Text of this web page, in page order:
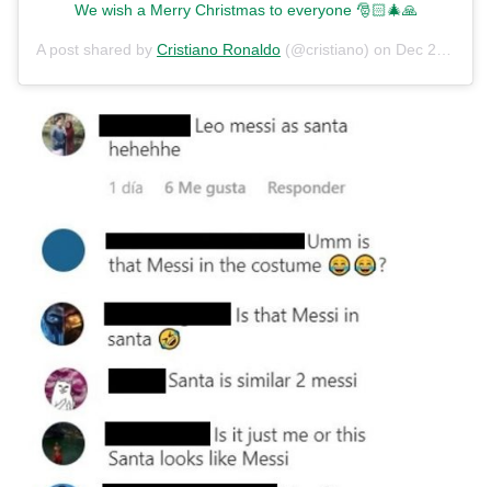
We wish a Merry Christmas to everyone 🎅🏻🎄🙏
A post shared by Cristiano Ronaldo (@cristiano) on Dec 25, 2019 at 3:15am PST